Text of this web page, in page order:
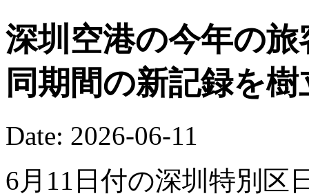
深圳空港の今年の
同期間の新記録を
Date: 2026-06-11
6月11日付の深圳特別区